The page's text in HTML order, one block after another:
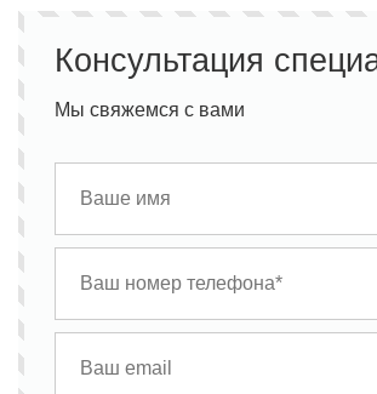
Консультация
Мы свяжемся с вами